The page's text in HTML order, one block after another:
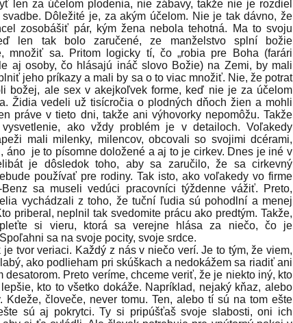
len za účelom plodenia, nie zábavy, takže nie je rozdiel
Dôležité je, za akým účelom. Nie je tak dávno, že
zosobášiť pár, kým žena nebola tehotná. Ma to svoju
len tak bolo zaručené, ze manželstvo splní božie
množiť sa. Pritom logicky tí, čo „robia pre Boha (farári
aj osoby, čo hlásajú ináč slovo Božie) na Zemi, by mali
jeho príkazy a mali by sa o to viac množiť. Nie, že potrat
božej, ale sex v akejkoľvek forme, keď nie je za účelom
Židia vedeli už tisícročia o plodných dňoch žien a mohli
práve v tieto dni, takže ani výhovorky nepomôžu. Takže
ako vždy problém je v detailoch. Voľakedy
mali milenky, milencov, obcovali so svojimi dcérami,
áno je to písomne doložené a aj to je cirkev. Dnes je iné v
je dôsledok toho, aby sa zaručilo, že sa cirkevný
používať pre rodiny. Tak isto, ako voľakedy vo firme
Benz sa museli vedúci pracovníci týždenne vážiť. Preto,
vychádzali z toho, že tuční ľudia sú pohodlní a menej
priberal, neplnil tak svedomite prácu ako predtým. Takže,
si vieru, ktorá sa verejne hlása za niečo, čo je
sa na svoje pocity, svoje srdce.
tvor veriaci. Každý z nás v niečo verí. Je to tým, že viem,
ako podlieham pri skúškach a nedokážem sa riadiť ani
desatorom. Preto veríme, chceme veriť, že je niekto iný, kto
kto to všetko dokáže. Napríklad, nejaký kňaz, alebo
Kdeže, človeče, never tomu. Ten, alebo tí sú na tom ešte
sú aj pokrytci. Ty si pripúšťaš svoje slabosti, oni ich